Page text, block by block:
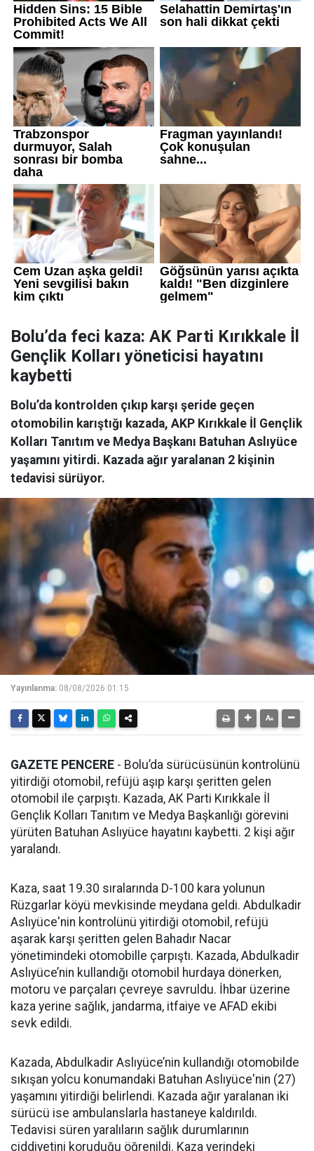
Bolu’da feci kaza: AK Parti Kırıkkale İl
Gençlik Kolları yöneticisi hayatını
kaybetti
Bolu’da kontrolden çıkıp karşı şeride geçen
otomobilin karıştığı kazada, AKP Kırıkkale İl Gençlik
Kolları Tanıtım ve Medya Başkanı Batuhan Aslıyüce
yaşamını yitirdi. Kazada ağır yaralanan 2 kişinin
tedavisi sürüyor.
Yayınlanma: 08/08/2026 01:15
GAZETE PENCERE - Bolu’da sürücüsünün kontrolünü
yitirdiği otomobil, refüjü aşıp karşı şeritten gelen
otomobil ile çarpıştı. Kazada, AK Parti Kırıkkale İl
Gençlik Kolları Tanıtım ve Medya Başkanlığı görevini
yürüten Batuhan Aslıyüce hayatını kaybetti. 2 kişi ağır
yaralandı.
Kaza, saat 19.30 sıralarında D-100 kara yolunun
Rüzgarlar köyü mevkisinde meydana geldi. Abdulkadir
Aslıyüce'nin kontrolünü yitirdiği otomobil, refüjü
aşarak karşı şeritten gelen Bahadır Nacar
yönetimindeki otomobille çarpıştı. Kazada, Abdulkadir
Aslıyüce’nin kullandığı otomobil hurdaya dönerken,
motoru ve parçaları çevreye savruldu. İhbar üzerine
kaza yerine sağlık, jandarma, itfaiye ve AFAD ekibi
sevk edildi.
Kazada, Abdulkadir Aslıyüce’nin kullandığı otomobilde
sıkışan yolcu konumandaki Batuhan Aslıyüce'nin (27)
yaşamını yitirdiği belirlendi. Kazada ağır yaralanan iki
sürücü ise ambulanslarla hastaneye kaldırıldı.
Tedavisi süren yaralıların sağlık durumlarının
ciddiyetini koruduğu öğrenildi. Kaza yerindeki